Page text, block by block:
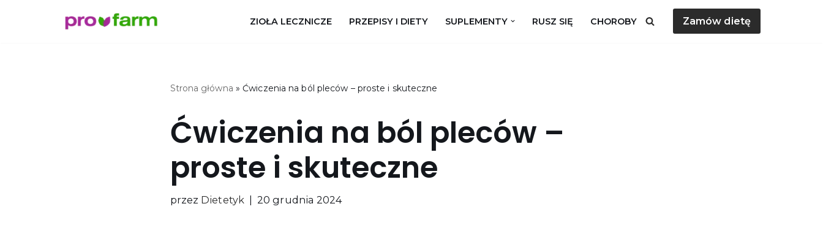
ZIOŁA LECZNICZE PRZEPISY I DIETY SUPLEMENTY RUSZ SIĘ CHOROBY Zamów dietę
Strona główna »Ćwiczenia na ból pleców – proste i skuteczne
Ćwiczenia na ból pleców –
proste i skuteczne
przez Dietetyk 20 grudnia 2024